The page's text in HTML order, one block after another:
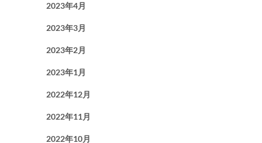
2023年4月
2023年3月
2023年2月
2023年1月
2022年12月
2022年11月
2022年10月